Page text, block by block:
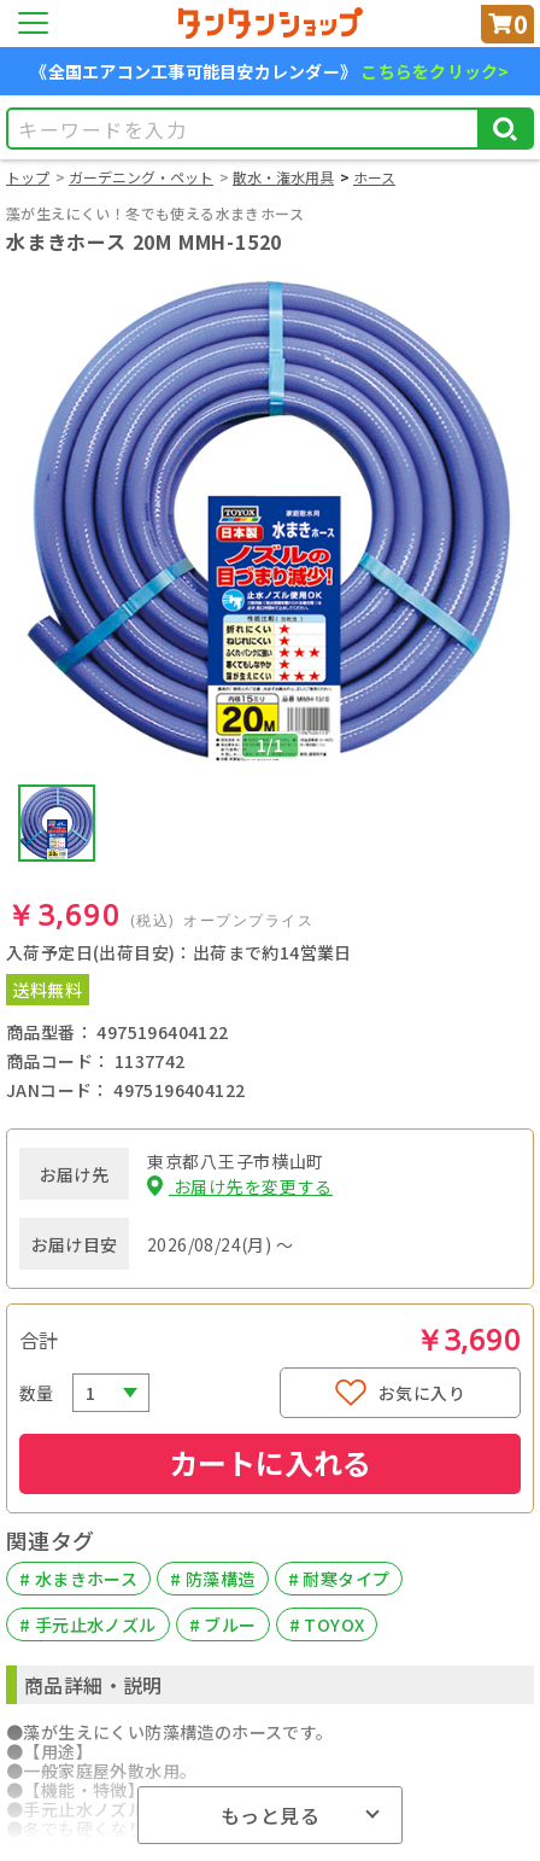
0
《全国エアコン工事可能目安カレンダー》 こちらをクリック>
トップ ガーデニング・ペット 散水・潅水用具
ホース
藻が生えにくい！冬でも使える水まきホース
水まきホース 20M MMH-1520
1/1
￥3,690 (税込) オープンプライス
入荷予定日(出荷目安)：出荷まで約14営業日
送料無料
商品型番： 4975196404122
商品コード： 1137742
JANコード： 4975196404122
お届け先
東京都八王子市横山町
お届け先を変更する
お届け目安 2026/08/24(月) ～
合計 ￥3,690
数量 お気に入り
カートに入れる
関連タグ
# 水まきホース # 防藻構造
# 耐寒タイプ
# 手元止水ノズル
# ブルー # TOYOX
商品詳細・説明
●藻が生えにくい防藻構造のホースです。
●【用途】
●一般家庭屋外散水用。
●【機能・特徴】
●手元止水ノズルが使用可能です。
●冬でも硬くなりにくい耐寒タイプです。
●防藻タイプなので、藻が生えにくくノズルの目づまりが減少しま
もっと見る